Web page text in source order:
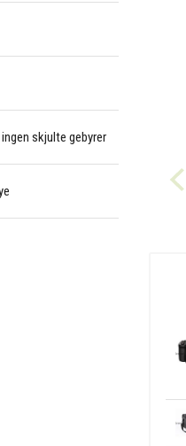
skjulte gebyrer